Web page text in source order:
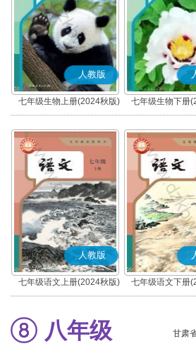
人教版
七年级生物上册(2024秋版) 七年级生物下册
人教版
七年级语文上册(2024秋版)
(部编版)
七年级语文下册
(部编版
八年级 甘肃